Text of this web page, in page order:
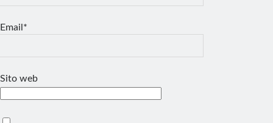
Email*
Sito web